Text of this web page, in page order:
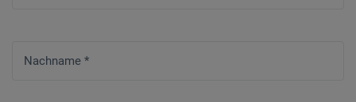
Nachname *